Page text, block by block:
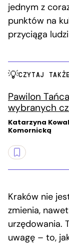
jednym z
punktów na
przyciąga
CZYTAJ TAKŻE
Pawilon
wybranych
Katarzyna
Komornicką
Kraków nie
zmienia,
urzędowania.
uwagę – to,